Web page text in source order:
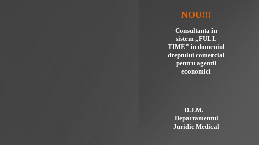
NOU!!!
Consultanta în
sistem „FULL
TIME” în domeniul
dreptului comercial
pentru agentii
economici
D.J.M. –
Departamentul
Juridic Medical